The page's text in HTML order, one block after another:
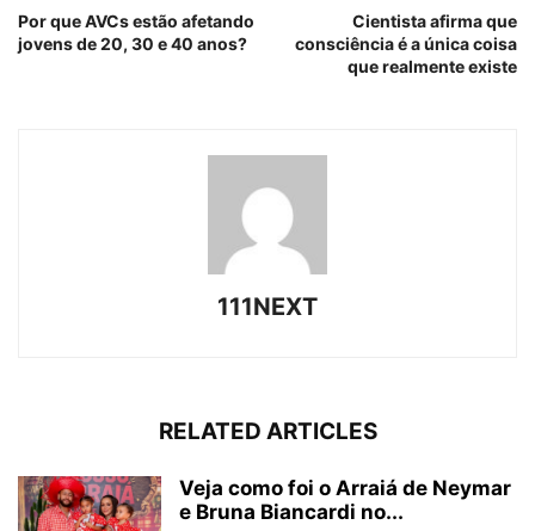
Por que AVCs estão afetando
jovens de 20, 30 e 40 anos?
Cientista afirma que
consciência é a única coisa
que realmente existe
111NEXT
RELATED ARTICLES
Veja como foi o Arraiá de Neymar
e Bruna Biancardi no...